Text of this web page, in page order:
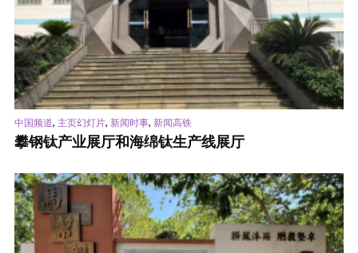
中国频道, 主页幻灯片, 新闻时事, 新闻高铁
攀钢钛产业展厅和海绵钛生产线展厅